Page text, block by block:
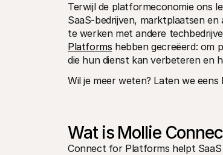
Terwijl de platformeconomie ons
SaaS-bedrijven, marktplaatsen
te werken met andere
Platforms hebben gecreëerd: om
die hun dienst kan verbeteren en
Wil je meer weten? Laten we
Wat is Mollie
Connect for Platforms helpt